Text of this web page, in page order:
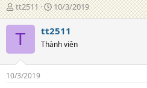
T
á
c
g
ả
tt2511
N
g
à
đ
g
10/3/2019
T tt2511
Thành viên
10/3/2019